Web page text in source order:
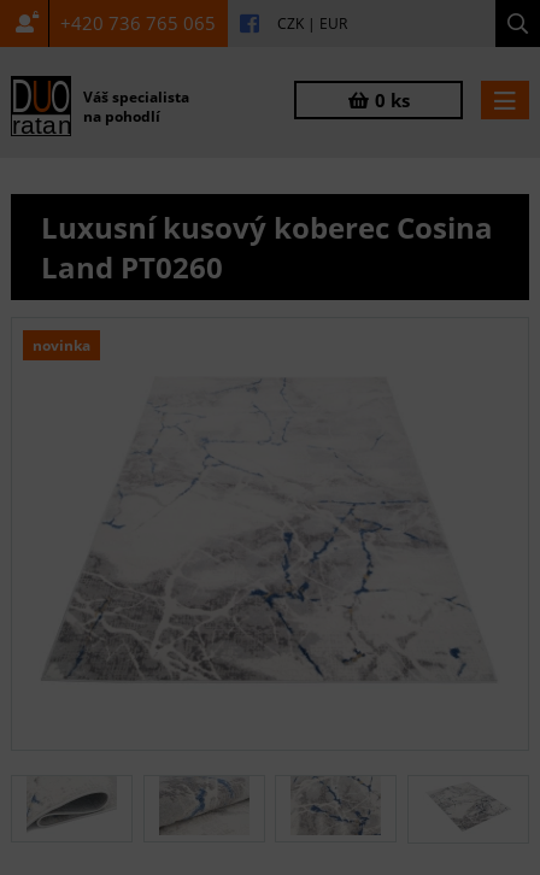
+420 736 765 065 CZK | EUR
Váš specialista
na pohodlí
0 ks
Luxusní kusový koberec Cosina
Land PT0260
novinka